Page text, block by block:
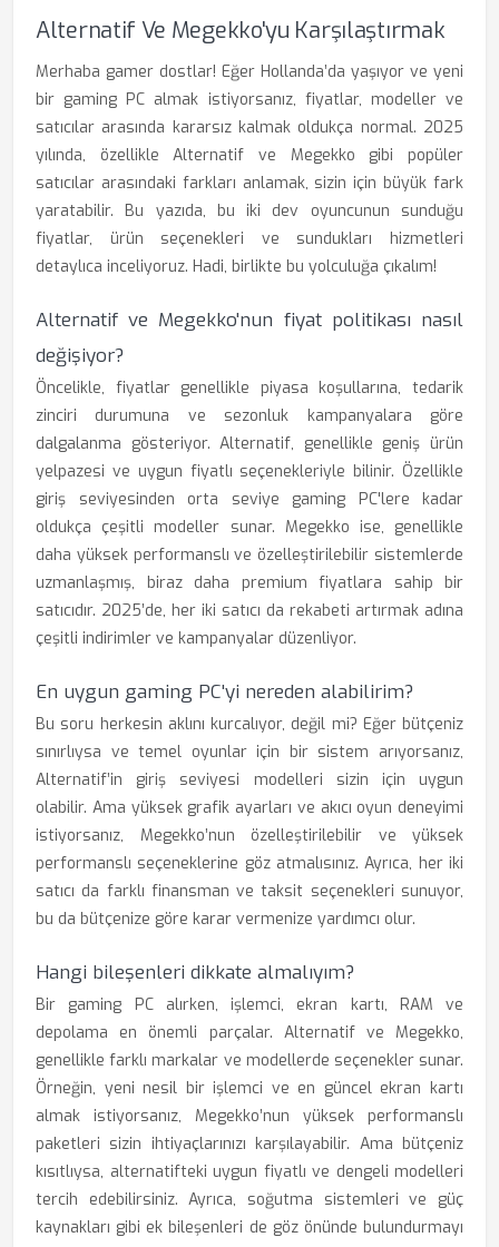
Alternatif Ve Megekko'yu Karşılaştırmak
Merhaba gamer dostlar! Eğer Hollanda’da yaşıyor ve yeni
bir gaming PC almak istiyorsanız, fiyatlar, modeller ve
satıcılar arasında kararsız kalmak oldukça normal. 2025
yılında, özellikle Alternatif ve Megekko gibi popüler
satıcılar arasındaki farkları anlamak, sizin için büyük fark
yaratabilir. Bu yazıda, bu iki dev oyuncunun sunduğu
fiyatlar, ürün seçenekleri ve sundukları hizmetleri
detaylıca inceliyoruz. Hadi, birlikte bu yolculuğa çıkalım!
Alternatif ve Megekko'nun fiyat politikası nasıl
değişiyor?
Öncelikle, fiyatlar genellikle piyasa koşullarına, tedarik
zinciri durumuna ve sezonluk kampanyalara göre
dalgalanma gösteriyor. Alternatif, genellikle geniş ürün
yelpazesi ve uygun fiyatlı seçenekleriyle bilinir. Özellikle
giriş seviyesinden orta seviye gaming PC'lere kadar
oldukça çeşitli modeller sunar. Megekko ise, genellikle
daha yüksek performanslı ve özelleştirilebilir sistemlerde
uzmanlaşmış, biraz daha premium fiyatlara sahip bir
satıcıdır. 2025’de, her iki satıcı da rekabeti artırmak adına
çeşitli indirimler ve kampanyalar düzenliyor.
En uygun gaming PC'yi nereden alabilirim?
Bu soru herkesin aklını kurcalıyor, değil mi? Eğer bütçeniz
sınırlıysa ve temel oyunlar için bir sistem arıyorsanız,
Alternatif’in giriş seviyesi modelleri sizin için uygun
olabilir. Ama yüksek grafik ayarları ve akıcı oyun deneyimi
istiyorsanız, Megekko’nun özelleştirilebilir ve yüksek
performanslı seçeneklerine göz atmalısınız. Ayrıca, her iki
satıcı da farklı finansman ve taksit seçenekleri sunuyor,
bu da bütçenize göre karar vermenize yardımcı olur.
Hangi bileşenleri dikkate almalıyım?
Bir gaming PC alırken, işlemci, ekran kartı, RAM ve
depolama en önemli parçalar. Alternatif ve Megekko,
genellikle farklı markalar ve modellerde seçenekler sunar.
Örneğin, yeni nesil bir işlemci ve en güncel ekran kartı
almak istiyorsanız, Megekko’nun yüksek performanslı
paketleri sizin ihtiyaçlarınızı karşılayabilir. Ama bütçeniz
kısıtlıysa, alternatifteki uygun fiyatlı ve dengeli modelleri
tercih edebilirsiniz. Ayrıca, soğutma sistemleri ve güç
kaynakları gibi ek bileşenleri de göz önünde bulundurmayı